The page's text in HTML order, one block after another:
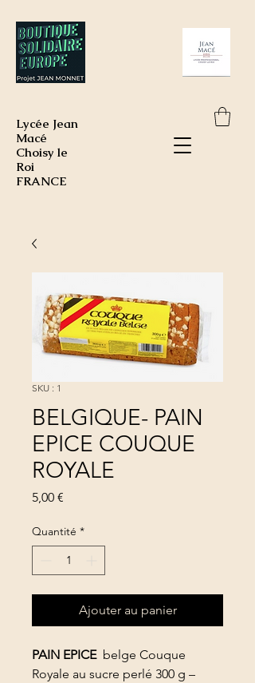
Lycée Jean
Macé
Choisy le
Roi
FRANCE
SKU : 1
BELGIQUE- PAIN
EPICE COUQUE
ROYALE
5,00 €
Quantité *
Ajouter au panier
PAIN EPICEbelge Couque
Royale au sucre perlé 300 g –